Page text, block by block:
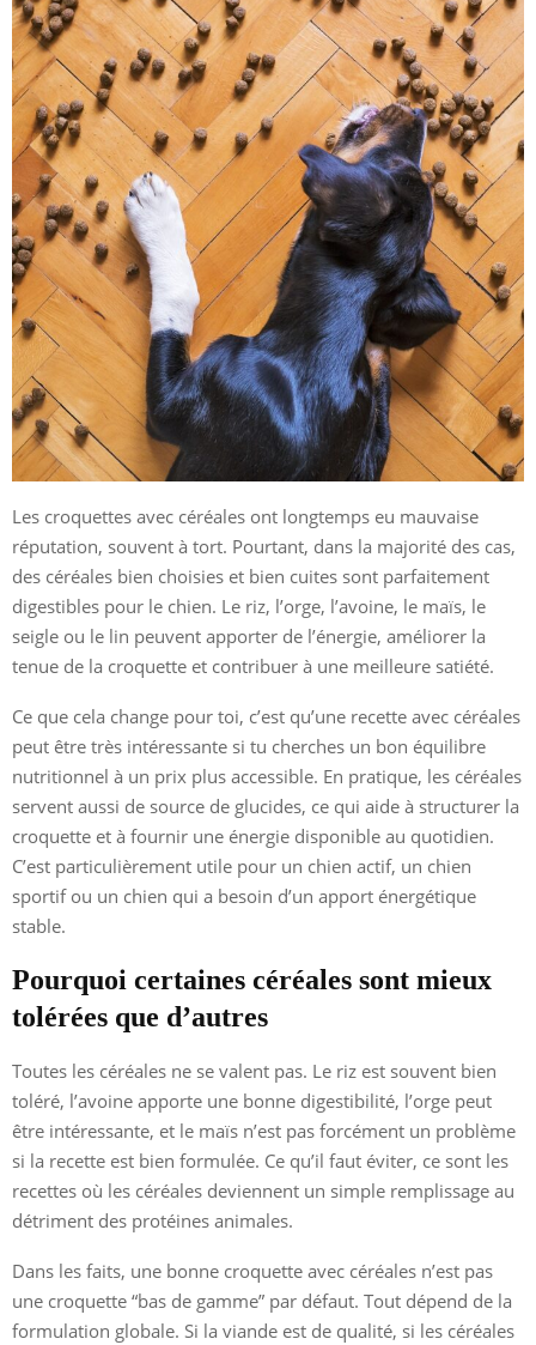
Les croquettes avec céréales ont longtemps eu mauvaise
réputation, souvent à tort. Pourtant, dans la majorité des cas,
des céréales bien choisies et bien cuites sont parfaitement
digestibles pour le chien. Le riz, l’orge, l’avoine, le maïs, le
seigle ou le lin peuvent apporter de l’énergie, améliorer la
tenue de la croquette et contribuer à une meilleure satiété.
Ce que cela change pour toi, c’est qu’une recette avec céréales
peut être très intéressante si tu cherches un bon équilibre
nutritionnel à un prix plus accessible. En pratique, les céréales
servent aussi de source de glucides, ce qui aide à structurer la
croquette et à fournir une énergie disponible au quotidien.
C’est particulièrement utile pour un chien actif, un chien
sportif ou un chien qui a besoin d’un apport énergétique
stable.
Pourquoi certaines céréales sont mieux
tolérées que d’autres
Toutes les céréales ne se valent pas. Le riz est souvent bien
toléré, l’avoine apporte une bonne digestibilité, l’orge peut
être intéressante, et le maïs n’est pas forcément un problème
si la recette est bien formulée. Ce qu’il faut éviter, ce sont les
recettes où les céréales deviennent un simple remplissage au
détriment des protéines animales.
Dans les faits, une bonne croquette avec céréales n’est pas
une croquette “bas de gamme” par défaut. Tout dépend de la
formulation globale. Si la viande est de qualité, si les céréales